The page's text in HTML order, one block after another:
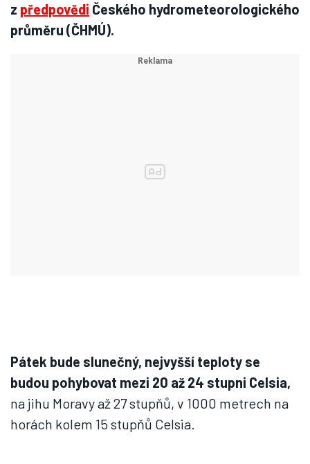
z předpovědi Českého hydrometeorologického
průměru (ČHMÚ).
Pátek bude slunečný, nejvyšší teploty se
budou pohybovat mezi 20 až 24 stupni Celsia,
na jihu Moravy až 27 stupňů, v 1000 metrech na
horách kolem 15 stupňů Celsia.